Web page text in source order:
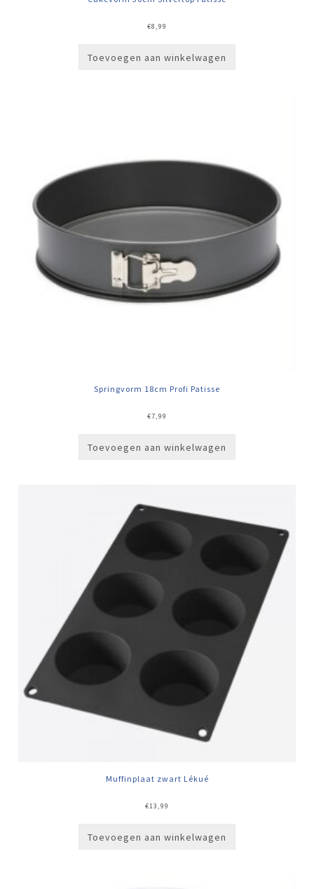
€8,99
Toevoegen aan winkelwagen
Springvorm 18cm Profi Patisse
€7,99
Toevoegen aan winkelwagen
Muffinplaat zwart Lékué
€13,99
Toevoegen aan winkelwagen